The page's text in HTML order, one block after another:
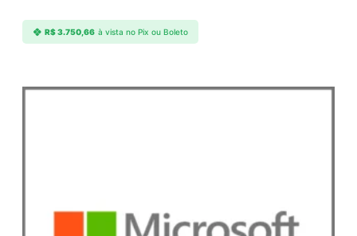
e
R$3.750,66 à vista no Pix ou Boleto